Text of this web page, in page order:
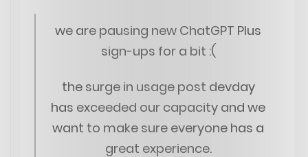
we are pausing new ChatGPT Plus
sign-ups for a bit :(
the surge in usage post devday
has exceeded our capacity and we
want to make sure everyone has a
great experience.